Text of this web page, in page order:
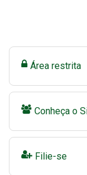
Área restrita
Conheça o
Filie-se